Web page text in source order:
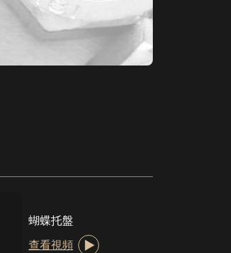
蝴蝶托盤
查看視頻